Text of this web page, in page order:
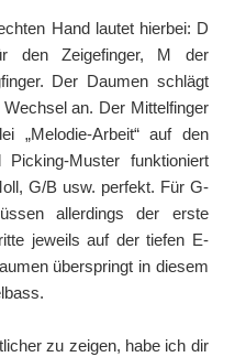
Hand lautet hierbei: D
den Zeigefinger, M der
Der Daumen schlägt
an. Der Mittelfinger
„Melodie-Arbeit“ auf den
Muster funktioniert
G/B usw. perfekt. Für G-
allerdings der erste
jeweils auf der tiefen E-
überspringt in diesem
zu zeigen, habe ich dir